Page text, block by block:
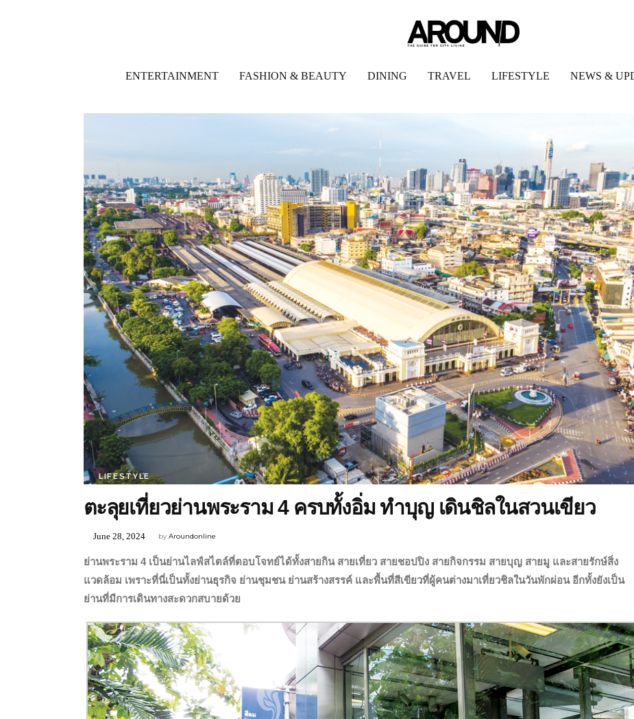
ENTERTAINMENT FASHION & BEAUTY DINING TRAVEL LIFESTYLE NEWS &
LIFESTYLE
ตะลุยเที่ยวย่านพระราม 4 ครบทั้งอิ่ม ทำบุญ เดินชิลในสวนเขียว
byAroundonline
June 28, 2024
ย่านพระราม 4 เป็นย่านไลฟ์สไตล์ที่ตอบโจทย์ได้ทั้งสายกิน สายเที่ยว สายชอปปิง สายกิจกรรม สายบุญ สายมู และสายรักษ์สิ่ง
แวดล้อม เพราะที่นี่เป็นทั้งย่านธุรกิจ ย่านชุมชน ย่านสร้างสรรค์ และพื้นที่สีเขียวที่ผู้คนต่างมาเที่ยวชิลในวันพักผ่อน อีกทั้งยังเป็น
ย่านที่มีการเดินทางสะดวกสบายด้วย